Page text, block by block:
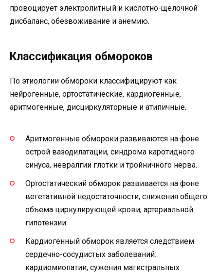
провоцирует электролитный и кислотно-щелочной
дисбаланс, обезвоживание и анемию.
Классификация обмороков
По этиологии обмороки классифицируют как
нейрогенные, ортостатические, кардиогенные,
аритмогенные, дисциркуляторные и атипичные.
Аритмогенные обмороки развиваются на фоне
острой вазодилатации, синдрома каротидного
синуса, невралгии глотки и тройничного нерва.
Ортостатический обморок развивается на фоне
вегетативной недостаточности, снижения общего
объема циркулирующей крови, артериальной
гипотензии.
Кардиогенный обморок является следствием
сердечно-сосудистых заболеваний:
кардиомиопатии, сужения магистральных